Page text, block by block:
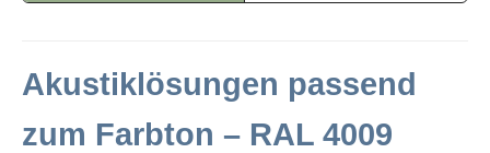
Akustiklösungen passend
zum Farbton – RAL 4009